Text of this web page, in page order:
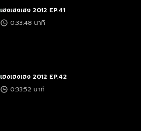
เฮงเฮงเฮง 2012 EP.41
0:33:48 นาที
เฮงเฮงเฮง 2012 EP.42
0:33:52 นาที